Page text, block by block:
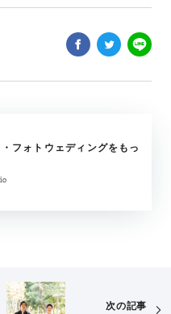
フォトウェディングをもっ
次の記事